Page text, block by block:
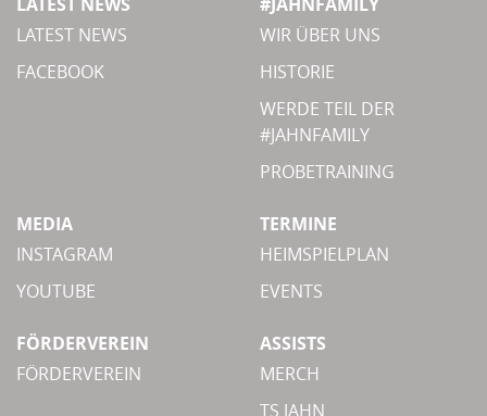
LATEST NEWS
LATEST NEWS
FACEBOOK
#JAHNFAMILY
WIR ÜBER UNS
HISTORIE
WERDE TEIL DER
#JAHNFAMILY
PROBETRAINING
MEDIA
INSTAGRAM
YOUTUBE
TERMINE
HEIMSPIELPLAN
EVENTS
FÖRDERVEREIN
FÖRDERVEREIN
ASSISTS
MERCH
TS JAHN